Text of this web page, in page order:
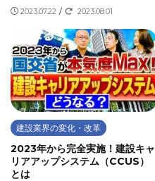
2023.07.22 / 2023.08.01
建設業界の変化・改革
2023年から完全実施！建設キャ
リアアップシステム（CCUS）
とは